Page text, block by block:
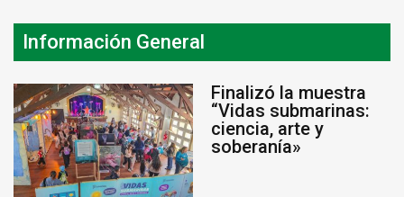
Información General
Finalizó la muestra
“Vidas submarinas:
ciencia, arte y
soberanía»